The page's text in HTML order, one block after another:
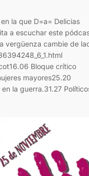
la que D=a= Delicias
a escuchar este
vergüenza cambie de
Bloque crítico
mayores25.20
la guerra.31.27